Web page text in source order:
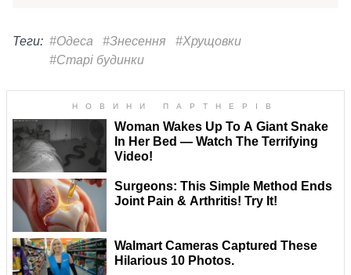
Теги: #Одеса #Знесення
#Хрущовки
#Старі будинки